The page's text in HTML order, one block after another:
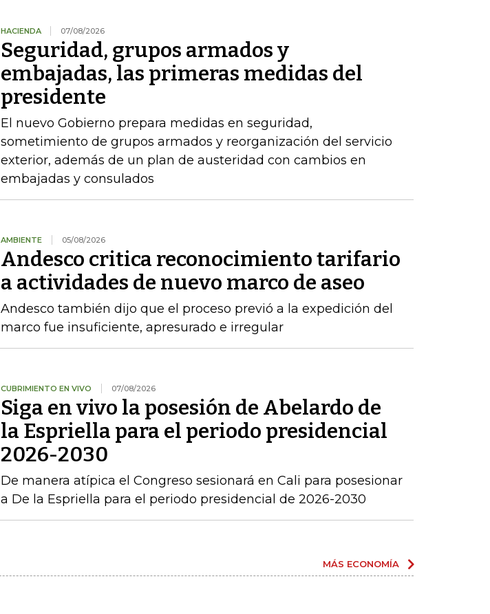
HACIENDA 07/08/2026
Seguridad, grupos armados y
embajadas, las primeras medidas del
presidente
El nuevo Gobierno prepara medidas en seguridad,
sometimiento de grupos armados y reorganización del servicio
exterior, además de un plan de austeridad con cambios en
embajadas y consulados
AMBIENTE 05/08/2026
Andesco critica reconocimiento tarifario
a actividades de nuevo marco de aseo
Andesco también dijo que el proceso previó a la expedición del
marco fue insuficiente, apresurado e irregular
CUBRIMIENTO EN VIVO 07/08/2026
Siga en vivo la posesión de Abelardo de
la Espriella para el periodo presidencial
2026-2030
De manera atípica el Congreso sesionará en Cali para posesionar
a De la Espriella para el periodo presidencial de 2026-2030
MÁS ECONOMÍA